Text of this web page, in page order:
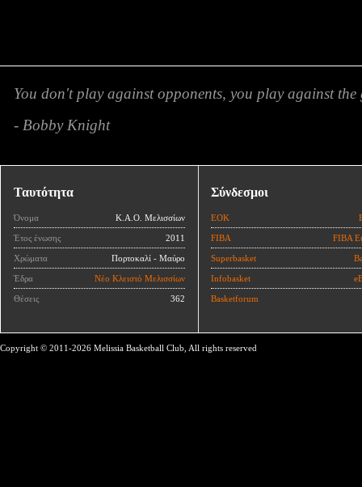
You don't play against opponents, you play against the
- Bobby Knight
Ταυτότητα
Όνομα Κ.Α.Ο. Μελισσίων
Έτος ένωσης 2011
Χρώματα Πορτοκαλί - Μαύρο
Έδρα Νέο Κλειστό Μελισσίων
Θέσεις 362
Σύνδεσμοι
ΕΟΚ
FIBA FIBA
Superbasket
Infobasket
Basketforum
Copyright © 2011-2026 Melissia Basketball Club, All rights reserved